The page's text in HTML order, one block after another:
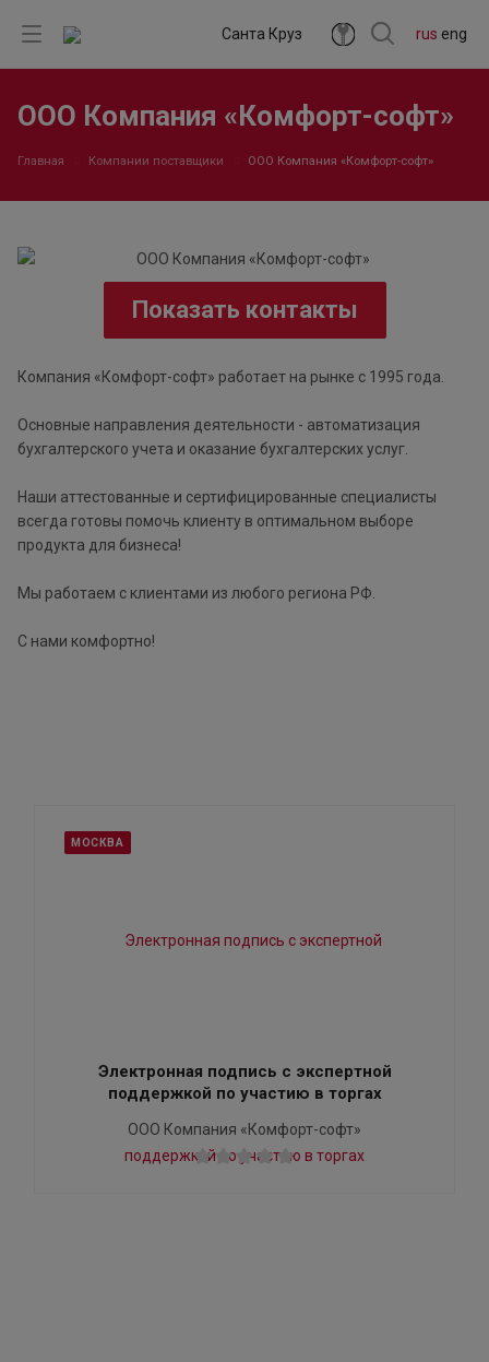
rus eng
Санта Круз
ООО Компания «Комфорт-софт»
Главная Компании поставщики ООО Компания «Комфорт-софт»
Показать контакты
Компания «Комфорт-софт» работает на рынке с 1995 года.
Основные направления деятельности - автоматизация
бухгалтерского учета и оказание бухгалтерских услуг.
Наши аттестованные и сертифицированные специалисты
всегда готовы помочь клиенту в оптимальном выборе
продукта для бизнеса!
Мы работаем с клиентами из любого региона РФ.
С нами комфортно!
МОСКВА
Электронная подпись с экспертной
поддержкой по участию в торгах
ООО Компания «Комфорт-софт»